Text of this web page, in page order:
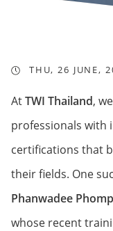
THU, 26 JUNE,
AtTWI Thailand,
professionals with
certifications that
their fields. One
Phanwadee
whose recent